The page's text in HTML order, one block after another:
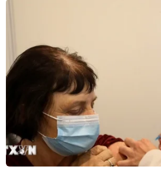
#Australia #nhập cư
#người